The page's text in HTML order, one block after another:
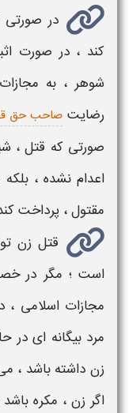
در
کند ، در صورت
شوهر ، به مجازات
رضایت صاحب حق
صورتی که قتل ،
اعدام نشده ،
مقتول ، پرداخت
قتل زن
است ؛ مگر در
مجازاتاسلامی ،
مرد بیگانه ای در
زن داشته باشد ،
اگر زن ، مکره